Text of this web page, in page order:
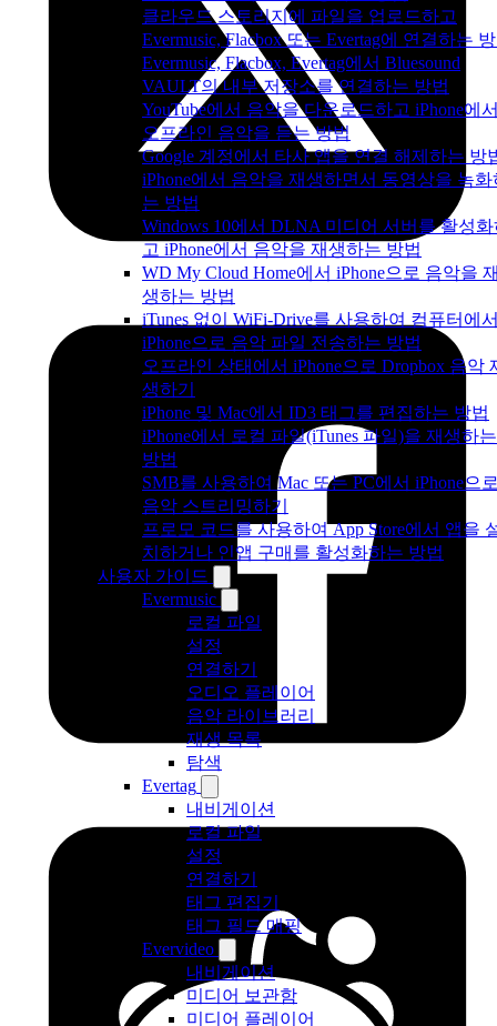
클라우드 스토리지에 파일을 업로드하고
Evermusic, Flacbox 또는 Evertag에 연결하는
Evermusic, Flacbox, Evertag에서 Bluesound
VAULT의 내부 저장소를 연결하는 방법
YouTube에서 음악을 다운로드하고 iPhone에
오프라인 음악을 듣는 방법
Google 계정에서 타사 앱을 연결 해제하는 방
iPhone에서 음악을 재생하면서 동영상을 녹화
는 방법
Windows 10에서 DLNA 미디어 서버를 활성
고 iPhone에서 음악을 재생하는 방법
WD My Cloud Home에서 iPhone으로 음악을
생하는 방법
iTunes 없이 WiFi-Drive를 사용하여 컴퓨터에
iPhone으로 음악 파일 전송하는 방법
오프라인 상태에서 iPhone으로 Dropbox 음악
생하기
iPhone 및 Mac에서 ID3 태그를 편집하는 방법
iPhone에서 로컬 파일(iTunes 파일)을 재생하는
방법
SMB를 사용하여 Mac 또는 PC에서 iPhone으
음악 스트리밍하기
프로모 코드를 사용하여 App Store에서 앱을
치하거나 인앱 구매를 활성화하는 방법
사용자 가이드
Evermusic
로컬 파일
설정
연결하기
오디오 플레이어
음악 라이브러리
재생 목록
탐색
Evertag
내비게이션
로컬 파일
설정
연결하기
태그 편집기
태그 필드 매핑
Evervideo
내비게이션
미디어 보관함
미디어 플레이어